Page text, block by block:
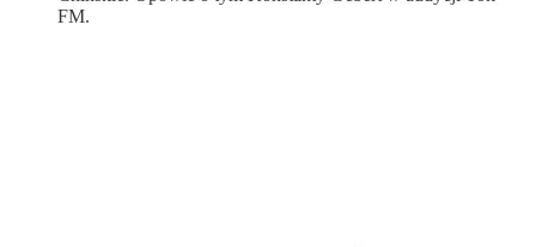
FM.